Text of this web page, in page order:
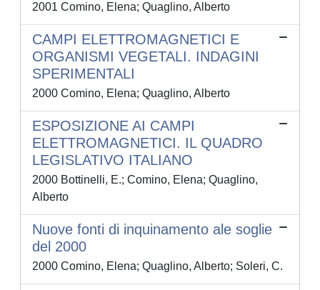
2001 Comino, Elena; Quaglino, Alberto
CAMPI ELETTROMAGNETICI E
ORGANISMI VEGETALI. INDAGINI
SPERIMENTALI
2000 Comino, Elena; Quaglino, Alberto
ESPOSIZIONE AI CAMPI
ELETTROMAGNETICI. IL QUADRO
LEGISLATIVO ITALIANO
2000 Bottinelli, E.; Comino, Elena; Quaglino,
Alberto
Nuove fonti di inquinamento ale soglie
del 2000
2000 Comino, Elena; Quaglino, Alberto; Soleri, C.